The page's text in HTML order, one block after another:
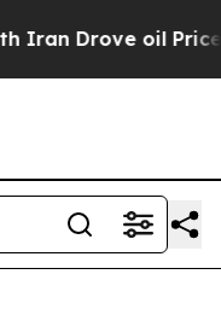
Drove oil Prices